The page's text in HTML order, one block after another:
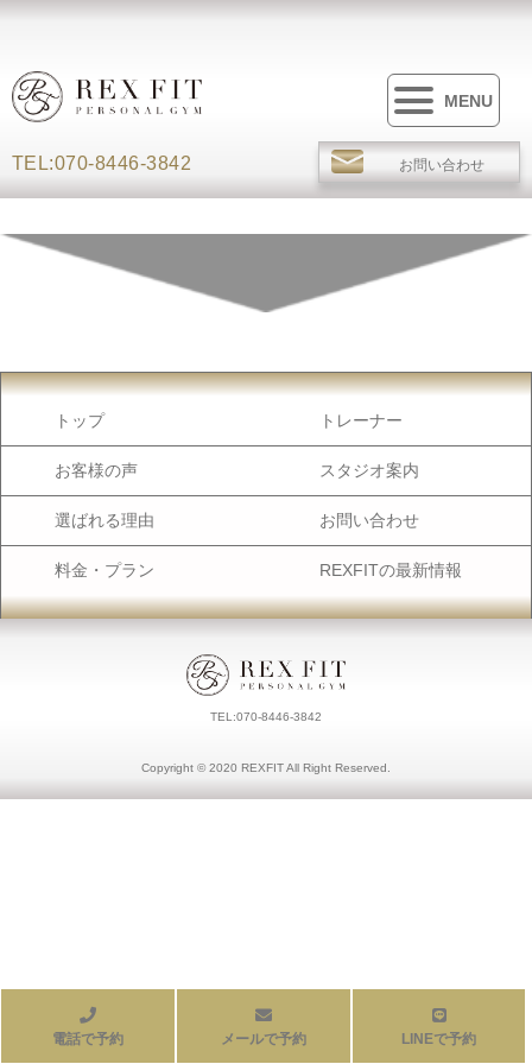
MENU
TEL:070-8446-3842 お問い合わせ
トップ トレーナー
お客様の声 スタジオ案内
選ばれる理由 お問い合わせ
料金・プラン REXFITの最新情報
TEL:070-8446-3842
Copyright ©︎ 2020 REXFIT All Right Reserved.
電話で予約 メールで予約 LINEで予約